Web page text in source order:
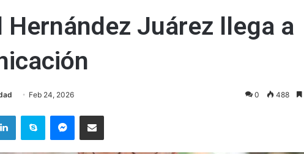
Hernández Juárez llega a
Feb 24, 2026 0 488
LinkedInSkype MessengerCompartir via correo electrónico